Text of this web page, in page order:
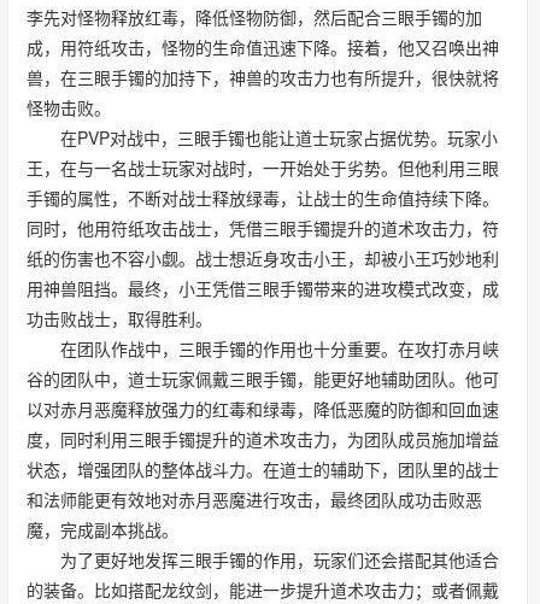
李先对怪物释放红毒，降低怪物防御，然后配合三眼手镯的加
成，用符纸攻击，怪物的生命值迅速下降。接着，他又召唤出神
兽，在三眼手镯的加持下，神兽的攻击力也有所提升，很快就将
怪物击败。
在PVP对战中，三眼手镯也能让道士玩家占据优势。玩家小
王，在与一名战士玩家对战时，一开始处于劣势。但他利用三眼
手镯的属性，不断对战士释放绿毒，让战士的生命值持续下降。
同时，他用符纸攻击战士，凭借三眼手镯提升的道术攻击力，符
纸的伤害也不容小觑。战士想近身攻击小王，却被小王巧妙地利
用神兽阻挡。最终，小王凭借三眼手镯带来的进攻模式改变，成
功击败战士，取得胜利。
在团队作战中，三眼手镯的作用也十分重要。在攻打赤月峡
谷的团队中，道士玩家佩戴三眼手镯，能更好地辅助团队。他可
以对赤月恶魔释放强力的红毒和绿毒，降低恶魔的防御和回血速
度，同时利用三眼手镯提升的道术攻击力，为团队成员施加增益
状态，增强团队的整体战斗力。在道士的辅助下，团队里的战士
和法师能更有效地对赤月恶魔进行攻击，最终团队成功击败恶
魔，完成副本挑战。
为了更好地发挥三眼手镯的作用，玩家们还会搭配其他适合
的装备。比如搭配龙纹剑，能进一步提升道术攻击力；或者佩戴